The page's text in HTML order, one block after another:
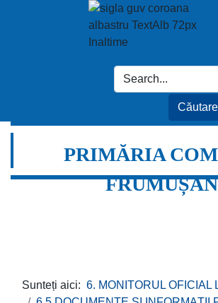
PRIMĂRIA
Sunteți aici: 6. MONITORUL OFICIAL